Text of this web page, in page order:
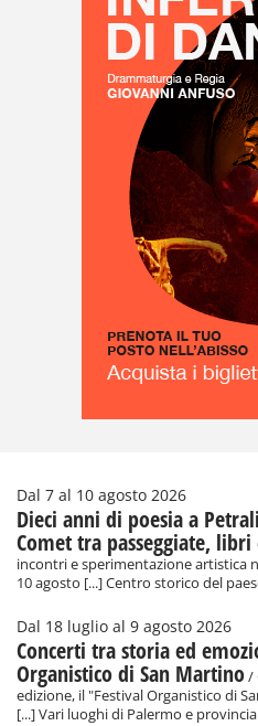
Dal 7 al 10 agosto 2026
Dieci anni di poesia a
Comet tra passeggiate,
incontri e sperimentazione artistica
10 agosto [...] Centro storico del
Dal 18 luglio al 9 agosto 2026
Concerti tra storia ed
Organistico di San Martino/
edizione, il "Festival Organistico di
[...] Vari luoghi di Palermo e provincia